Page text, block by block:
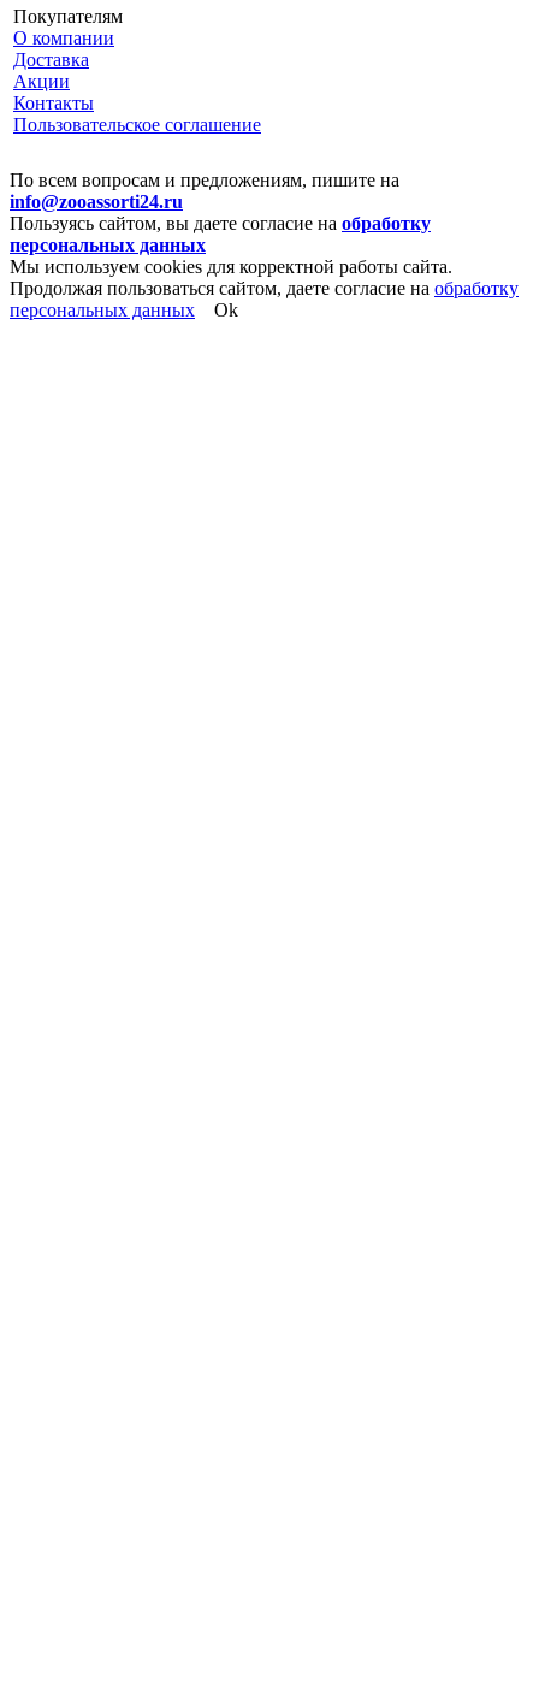
Покупателям
О компании
Доставка
Акции
Контакты
Пользовательское соглашение
По всем вопросам и предложениям, пишите на
info@zooassorti24.ru
Пользуясь сайтом, вы даете согласие на обработку
персональных данных
Мы используем cookies для корректной работы сайта.
Продолжая пользоваться сайтом, даете согласие на обработку
персональных данных
Ok